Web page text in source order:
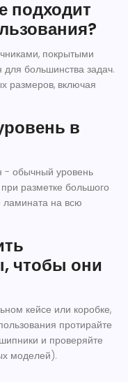
подходит
покрытыми
для большинства задач.
размеров, включая
в
- обычный уровень
разметке большого
ламината на всю
чтобы они
кейсе или коробке,
протирайте
и проверяйте
моделей).